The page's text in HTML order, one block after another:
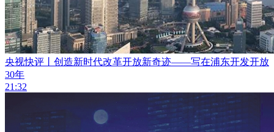
央视快评丨创造新时代改革开放新奇迹——写在浦东开发开放
30年
21:32